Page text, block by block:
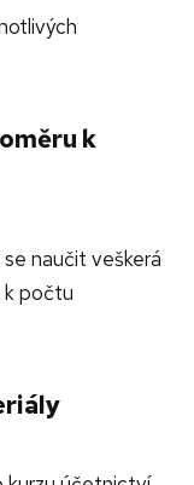
k
naučit veškerá
k počtu